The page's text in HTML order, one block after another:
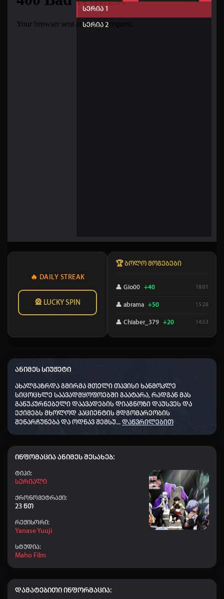
სერია 1
სერია 2
🔥 DAILY STREAK
🎡 LUCKY SPIN
🏆 ბოლო მოგებები
👤 Gio00 +40 18:01
👤 abrama +50 15:28
👤 Chiaber_379 +20 14:53
👤 Dato chitrekashvili +20 09:30
👤 Elisa +50
👤 saba_441 +20
👤 ZUKT777 +40
👤 Nodari-nodari +20 19:50
👤 SAKI_641 +40 13:43
👤 Dato_911 +60 11:57
👤 Karlopapa +40 10:42
👤 Dato chitrekashvili +40 07:57
ანიმეს სიუჟეტი
ახალგაზრდა გმირმა მთელი თავისი ხანმოკლე
სიცოცხლე საავადმყოფოებში გაატარა, რადგან მას
განუკურნებელი დაავადების დიაგნოზი დაუსვეს და
ექიმებს მხოლოდ პაციენტის მდგომარეობის
შენარჩუნება და ოდნავ შემსუ... დაწვრილებით
ინფომაცია ანიმეს შესახებ:
Ტიპი:
Სერიალი
ქრონომეტრაჟი:
23 წთ
რეჟისორი:
Yanase Yuuji
სტუდია:
Maho Film
დამატებითი ინფორმაცია: